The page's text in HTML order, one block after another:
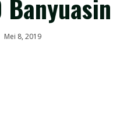
Mei 8, 2019